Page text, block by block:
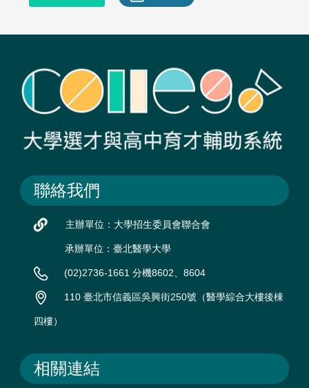
聯絡我們
主辦單位：大學招生委員會聯合會
承辦單位：臺北醫學大學
(02)2736-1661 分機8602、8604
110 臺北市信義區吳興街250號（醫學綜合大樓後棟
四樓）
相關連結